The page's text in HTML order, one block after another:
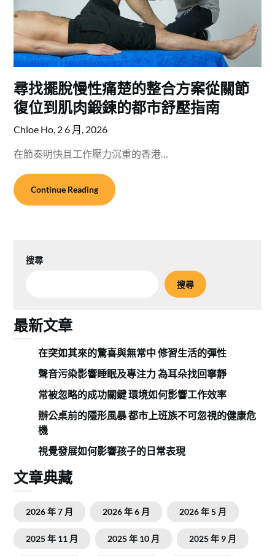
尋找擺脫慢性痛楚的整合方案從關節
復位到肌肉鍛鍊的都市舒壓指南
Chloe Ho, 2 6 月, 2026
在節奏明快且工作壓力沉重的香港…
Continue Reading
搜尋
搜尋
最新文章
在突如其來的驚喜與無常中 修習生活的彈性
聲音污染影響睡眠及專注力 為耳朵找回寧靜
常被忽略的成功關鍵 環境如何影響工作效率
辦公桌前的隱形風暴 都市上班族不可忽視的健康危
機
視覺發展如何影響孩子的日常表現
文章典藏
2026 年 7 月 2026 年 6 月 2026 年 5 月
2025 年 11 月 2025 年 10 月 2025 年 9 月